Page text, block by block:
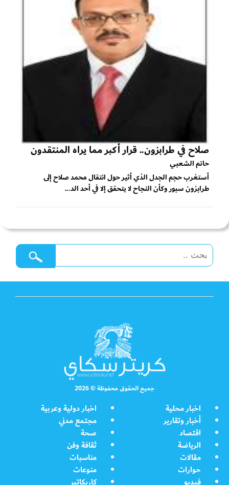
صلاح في طرابزون.. قرار أكبر مما يراه المنتقدون
حاتم الشعبي
أستغرب حجم الجدل الذي أثير حول انتقال محمد صلاح إلى
طرابزون سبور وكأن النجاح لا يتحقق إلا في أحد الد...
جميع الحقوق محفوظة © 2026
اخبار محلية
اخبار دولية وعربية
أخبار وتقارير
مجتمع مدني
اقتصاد
صحة
الرياضة
ثقافة وفن
مقالات
مناسبات
حوارات
منوعات
فيديو
كاريكاتير